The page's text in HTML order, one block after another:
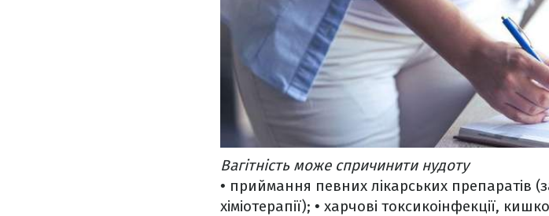
Вагітність може спричинити нудоту
• приймання певних лікарських препаратів
хіміотерапії); • харчові токсикоінфекції,